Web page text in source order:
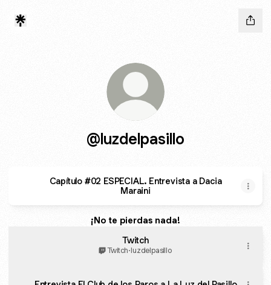
@luzdelpasillo
Capítulo #02 ESPECIAL. Entrevista a Dacia
Maraini
¡No te pierdas nada!
Twitch
Twitch·luzdelpasillo